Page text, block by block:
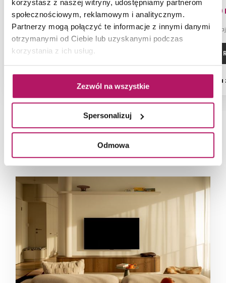
korzystasz z naszej witryny, udostępniamy partnerom
społecznościowym, reklamowym i analitycznym.
Partnerzy mogą połączyć te informacje z innymi danymi
otrzymanymi od Ciebie lub uzyskanymi podczas
korzystania z ich usług.
Zezwól na wszystkie
Spersonalizuj
Odmowa
ZOBACZ PRODUKT
42,90
-4% od 44,60 PLN
ZOBACZ
NAJNOWSZE ARTYKUŁY